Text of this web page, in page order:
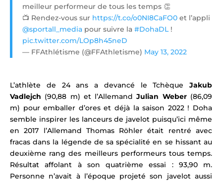
meilleur performeur de tous les temps 👏
📺 Rendez-vous sur https://t.co/o0NI8CaFO0 et l’appli
@sportall_media pour suivre la #DohaDL!
pic.twitter.com/LOp8h45neD
— FFAthlétisme (@FFAthletisme) May 13, 2022
L’athlète de 24 ans a devancé le Tchèque Jakub
Vadlejch (90,88 m) et l’AllemandJulian Weber(86,09
m) pour emballer d’ores et déjà la saison 2022 ! Doha
semble inspirer les lanceurs de javelot puisqu’ici même
en 2017 l’Allemand Thomas Röhler était rentré avec
fracas dans la légende de sa spécialité en se hissant au
deuxième rang des meilleurs performeurs tous temps.
Résultat affolant à son quatrième essai : 93,90 m.
Personne n’avait à l’époque projeté son javelot aussi